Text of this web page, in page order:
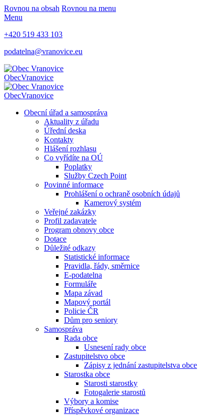
Rovnou na obsah Rovnou na menu
Menu
+420 519 433 103
podatelna@vranovice.eu
ObecVranovice
ObecVranovice
Obecní úřad a samospráva
Aktuality z úřadu
Úřední deska
Kontakty
Hlášení rozhlasu
Co vyřídíte na OÚ
Poplatky
Služby Czech Point
Povinné informace
Prohlášení o ochraně osobních údajů
Kamerový systém
Veřejné zakázky
Profil zadavatele
Program obnovy obce
Dotace
Důležité odkazy
Statistické informace
Pravidla, řády, směrnice
E-podatelna
Formuláře
Mapa závad
Mapový portál
Policie ČR
Dům pro seniory
Samospráva
Rada obce
Usnesení rady obce
Zastupitelstvo obce
Zápisy z jednání zastupitelstva obce
Starostka obce
Starosti starostky
Fotogalerie starostů
Výbory a komise
Příspěvkové organizace